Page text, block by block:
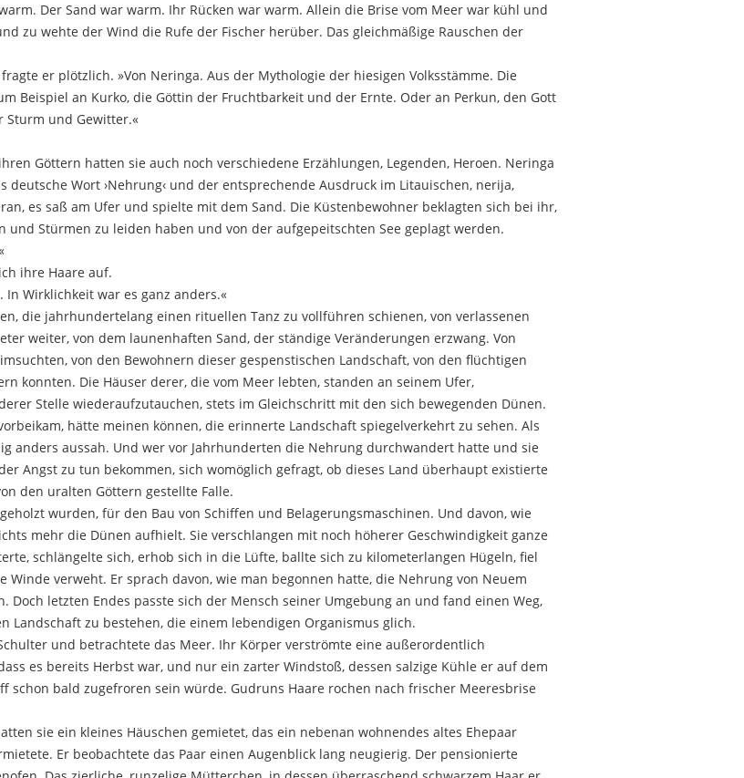
Der Sand war warm. Ihr Rücken war warm. Allein die Brise vom Meer war kühl und
zu wehte der Wind die Rufe der Fischer herüber. Das gleichmäßige Rauschen der
er plötzlich. »Von Neringa. Aus der Mythologie der hiesigen Volksstämme. Die
Beispiel an Kurko, die Göttin der Fruchtbarkeit und der Ernte. Oder an Perkun, den Gott
Sturm und Gewitter.«
Göttern hatten sie auch noch verschiedene Erzählungen, Legenden, Heroen. Neringa
deutsche Wort ›Nehrung‹ und der entsprechende Ausdruck im Litauischen, nerija,
es saß am Ufer und spielte mit dem Sand. Die Küstenbewohner beklagten sich bei ihr,
Stürmen zu leiden haben und von der aufgepeitschten See geplagt werden.
ihre Haare auf.
In Wirklichkeit war es ganz anders.«
die jahrhundertelang einen rituellen Tanz zu vollführen schienen, von verlassenen
weiter, von dem launenhaften Sand, der ständige Veränderungen erzwang. Von
von den Bewohnern dieser gespenstischen Landschaft, von den flüchtigen
konnten. Die Häuser derer, die vom Meer lebten, standen an seinem Ufer,
Stelle wiederaufzutauchen, stets im Gleichschritt mit den sich bewegenden Dünen.
hätte meinen können, die erinnerte Landschaft spiegelverkehrt zu sehen. Als
anders aussah. Und wer vor Jahrhunderten die Nehrung durchwandert hatte und sie
Angst zu tun bekommen, sich womöglich gefragt, ob dieses Land überhaupt existierte
den uralten Göttern gestellte Falle.
wurden, für den Bau von Schiffen und Belagerungsmaschinen. Und davon, wie
mehr die Dünen aufhielt. Sie verschlangen mit noch höherer Geschwindigkeit ganze
schlängelte sich, erhob sich in die Lüfte, ballte sich zu kilometerlangen Hügeln, fiel
verweht. Er sprach davon, wie man begonnen hatte, die Nehrung von Neuem
letzten Endes passte sich der Mensch seiner Umgebung an und fand einen Weg,
Landschaft zu bestehen, die einem lebendigen Organismus glich.
und betrachtete das Meer. Ihr Körper verströmte eine außerordentlich
es bereits Herbst war, und nur ein zarter Windstoß, dessen salzige Kühle er auf dem
schon bald zugefroren sein würde. Gudruns Haare rochen nach frischer Meeresbrise
sie ein kleines Häuschen gemietet, das ein nebenan wohnendes altes Ehepaar
Er beobachtete das Paar einen Augenblick lang neugierig. Der pensionierte